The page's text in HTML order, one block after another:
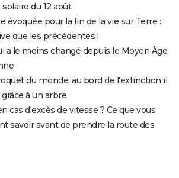
du 12 août
évoquée pour la fin de la vie sur Terre :
que les précédentes !
a le moins changé depuis le Moyen Âge,
du monde, au bord de l'extinction il
à un arbre
cas d'excès de vitesse ? Ce que vous
savoir avant de prendre la route des